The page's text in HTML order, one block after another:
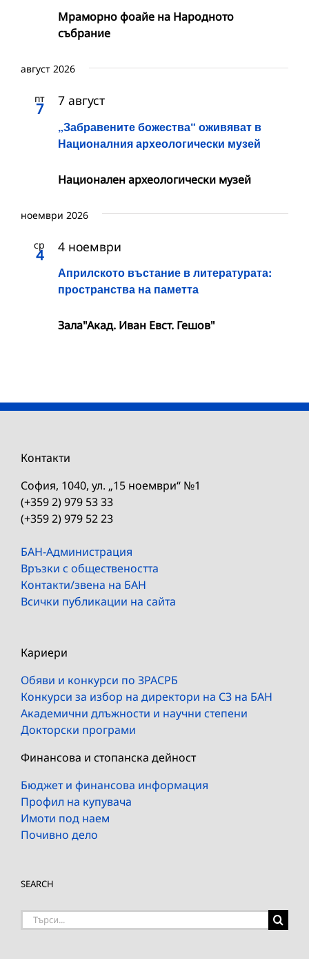
Мраморно фоайе на Народното
събрание
август 2026
пт
7
„Забравените божества“ оживяват в
Националния археологически музей
7 август
Национален археологически музей
ноември 2026
ср
4
Априлското въстание в литературата:
пространства на паметта
4 ноември
Зала"Акад. Иван Евст. Гешов"
Контакти
София, 1040, ул. „15 ноември“ №1
(+359 2) 979 53 33
(+359 2) 979 52 23
БАН-Администрация
Връзки с обществеността
Контакти/звена на БАН
Всички публикации на сайта
Кариери
Обяви и конкурси по ЗРАСРБ
Конкурси за избор на директори на СЗ на БАН
Академични длъжности и научни степени
Докторски програми
Финансова и стопанска дейност
Бюджет и финансова информация
Профил на купувача
Имоти под наем
Почивно дело
SEARCH
Търсене